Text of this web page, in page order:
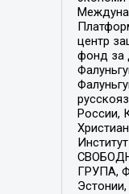
центр
фонд за
России,
ГРУПА,